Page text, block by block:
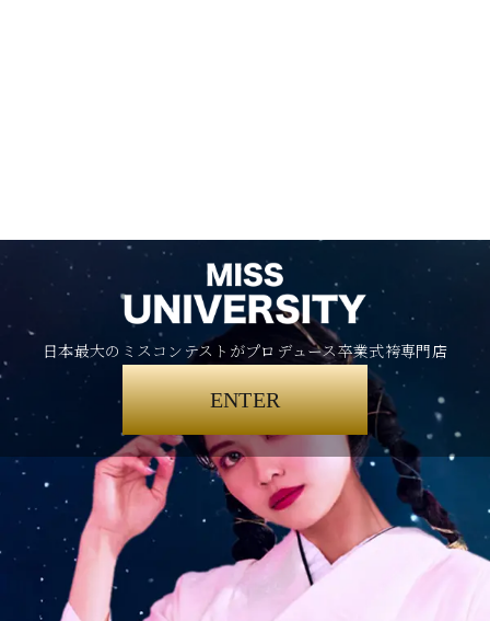
日本最大のミスコンテストがプロデュース卒業式袴専門店
ENTER